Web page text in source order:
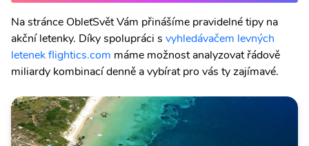
Na stránce ObleťSvět Vám přinášíme pravidelné tipy na
akční letenky. Díky spolupráci s vyhledávačem levných
letenek flightics.com máme možnost analyzovat řádově
miliardy kombinací denně a vybírat pro vás ty zajímavé.